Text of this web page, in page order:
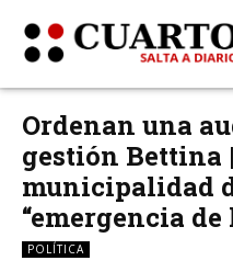
Ordenan una
gestión Bettina
municipalidad
“emergencia de
POLÍTICA